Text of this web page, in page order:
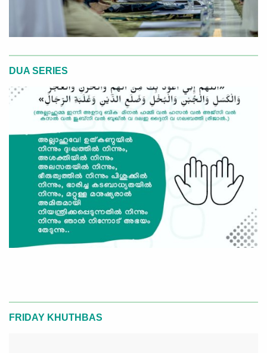
DUA SERIES
FRIDAY KHUTHBAS